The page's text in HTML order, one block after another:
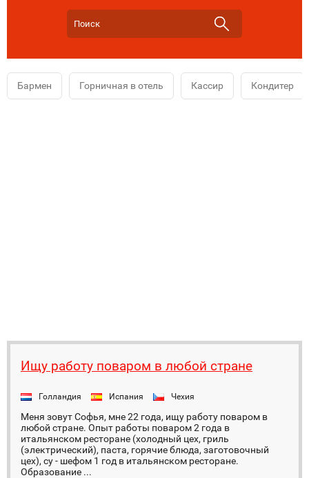
Бармен Горничная в отель Кассир Кондитер
Ищу работу поваром в любой стране
Голландия Испания Чехия
Меня зовут Софья, мне 22 года, ищу работу поваром в
любой стране. Опыт работы поваром 2 года в
итальянском ресторане (холодный цех, гриль
(электрический), паста, горячие блюда, заготовочный
цех), су - шефом 1 год в итальянском ресторане.
Образование ...